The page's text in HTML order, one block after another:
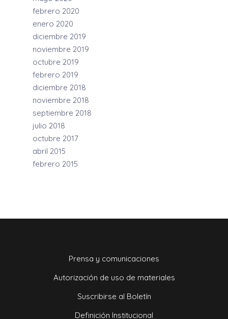
febrero 2020
enero 2020
diciembre 2019
noviembre 2019
octubre 2019
febrero 2019
diciembre 2018
noviembre 2018
septiembre 2018
julio 2018
octubre 2017
abril 2015
febrero 2015
Prensa y comunicaciones
Autorización de uso de materiales
Suscribirse al Boletín
Definición Institucional